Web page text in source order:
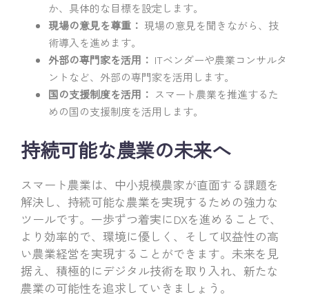
か、具体的な目標を設定します。
現場の意見を尊重： 現場の意見を聞きながら、技
術導入を進めます。
外部の専門家を活用： ITベンダーや農業コンサルタ
ントなど、外部の専門家を活用します。
国の支援制度を活用： スマート農業を推進するた
めの国の支援制度を活用します。
持続可能な農業の未来へ
スマート農業は、中小規模農家が直面する課題を
解決し、持続可能な農業を実現するための強力な
ツールです。一歩ずつ着実にDXを進めることで、
より効率的で、環境に優しく、そして収益性の高
い農業経営を実現することができます。未来を見
据え、積極的にデジタル技術を取り入れ、新たな
農業の可能性を追求していきましょう。